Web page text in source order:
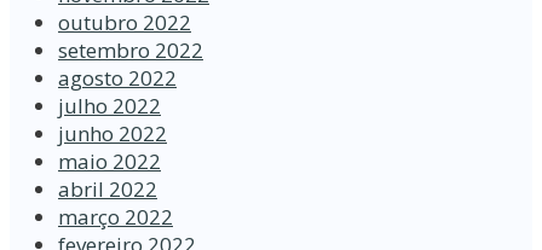
outubro 2022
setembro 2022
agosto 2022
julho 2022
junho 2022
maio 2022
abril 2022
março 2022